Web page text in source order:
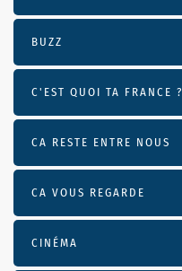
BUZZ
C'EST QUOI TA FRANCE ?
CA RESTE ENTRE NOUS
CA VOUS REGARDE
CINÉMA